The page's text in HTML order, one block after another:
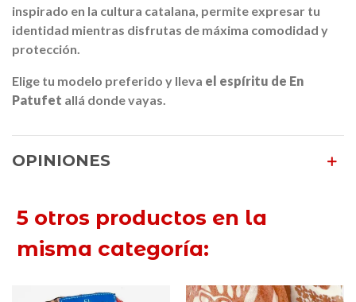
inspirado en la cultura catalana, permite expresar tu
identidad mientras disfrutas de máxima comodidad y
protección.
Elige tu modelo preferido y lleva el espíritu de En
Patufet allá donde vayas.
OPINIONES
5 otros productos en la
misma categoría: